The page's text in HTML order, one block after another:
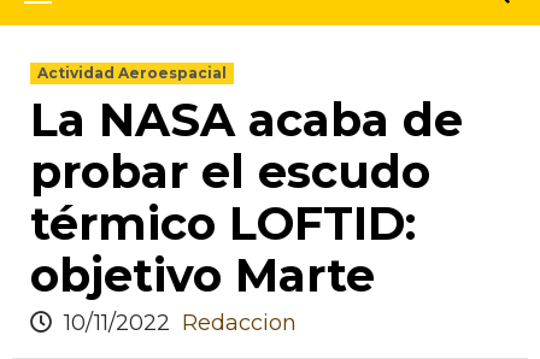
Actividad Aeroespacial
La NASA acaba de
probar el escudo
térmico LOFTID:
objetivo Marte
10/11/2022 Redaccion